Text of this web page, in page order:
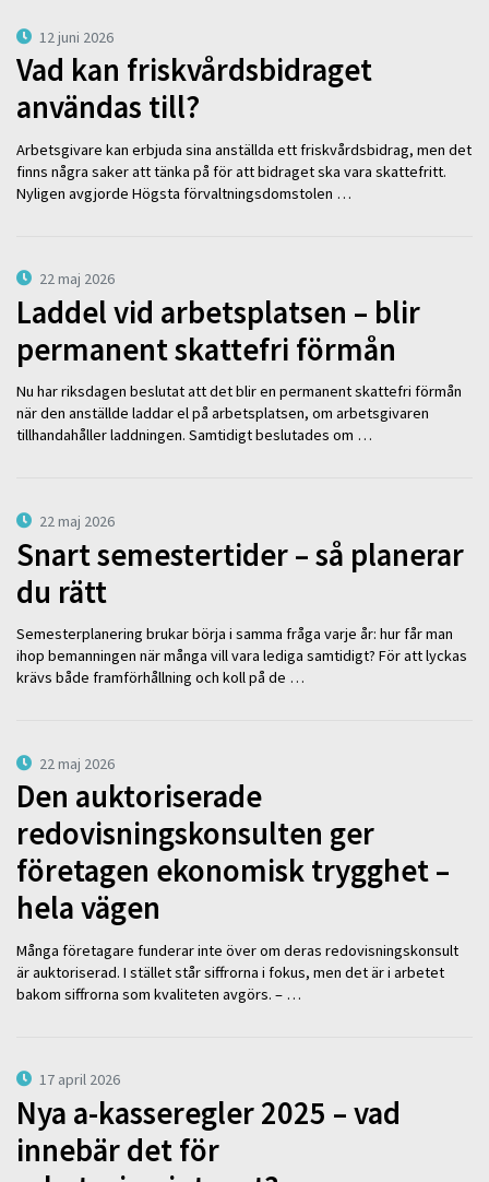
12 juni 2026
Vad kan friskvårdsbidraget
användas till?
Arbetsgivare kan erbjuda sina anställda ett friskvårdsbidrag, men det
finns några saker att tänka på för att bidraget ska vara skattefritt.
Nyligen avgjorde Högsta förvaltningsdomstolen …
22 maj 2026
Laddel vid arbetsplatsen – blir
permanent skattefri förmån
Nu har riksdagen beslutat att det blir en permanent skattefri förmån
när den anställde laddar el på arbetsplatsen, om arbetsgivaren
tillhandahåller laddningen. Samtidigt beslutades om …
22 maj 2026
Snart semestertider – så planerar
du rätt
Semesterplanering brukar börja i samma fråga varje år: hur får man
ihop bemanningen när många vill vara lediga samtidigt? För att lyckas
krävs både framförhållning och koll på de …
22 maj 2026
Den auktoriserade
redovisningskonsulten ger
företagen ekonomisk trygghet –
hela vägen
Många företagare funderar inte över om deras redovisningskonsult
är auktoriserad. I stället står siffrorna i fokus, men det är i arbetet
bakom siffrorna som kvaliteten avgörs. – …
17 april 2026
Nya a-kasseregler 2025 – vad
innebär det för